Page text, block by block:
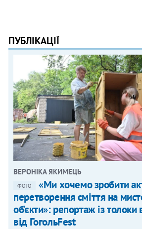
ПУБЛІКАЦІЇ
ВЕРОНІКА ЯКИМЕЦЬ
ФОТО
«Ми хочемо зробити
перетворення сміття на
об'єкти»: репортаж із
від ГогольFest